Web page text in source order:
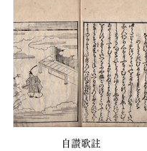
自讃歌註